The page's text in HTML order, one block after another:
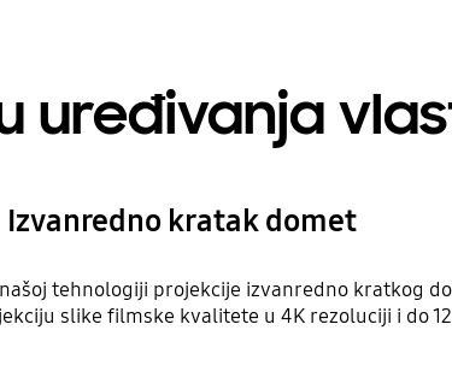
uređivanja
Izvanredno kratak domet
tehnologiji projekcije izvanredno kratkog
slike filmske kvalitete u 4K rezoluciji i do